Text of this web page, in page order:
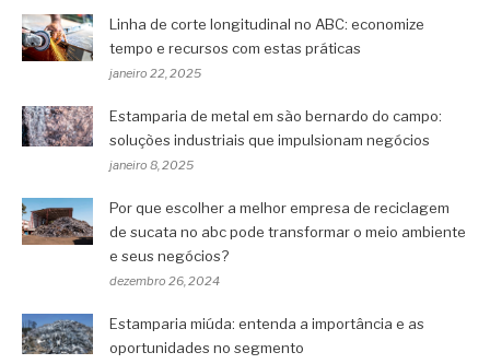
Linha de corte longitudinal no ABC: economize
tempo e recursos com estas práticas
janeiro 22, 2025
Estamparia de metal em são bernardo do campo:
soluções industriais que impulsionam negócios
janeiro 8, 2025
Por que escolher a melhor empresa de reciclagem
de sucata no abc pode transformar o meio ambiente
e seus negócios?
dezembro 26, 2024
Estamparia miúda: entenda a importância e as
oportunidades no segmento